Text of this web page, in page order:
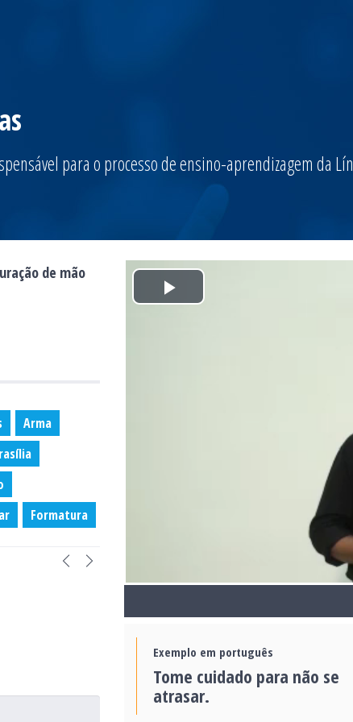
para o processo de ensino-aprendizagem da
Play
Exemplo em português
Tome cuidado para não se
atrasar.
de mão
Arma
Formatura